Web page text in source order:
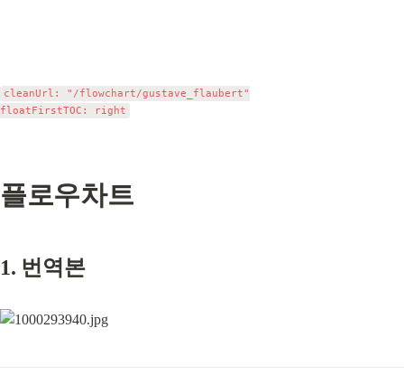
cleanUrl: "/flowchart/gustave_flaubert"
플로우차트
1. 번역본